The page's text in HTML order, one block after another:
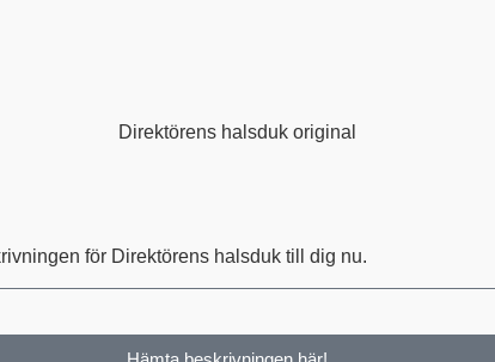
för Direktörens halsduk till dig nu.